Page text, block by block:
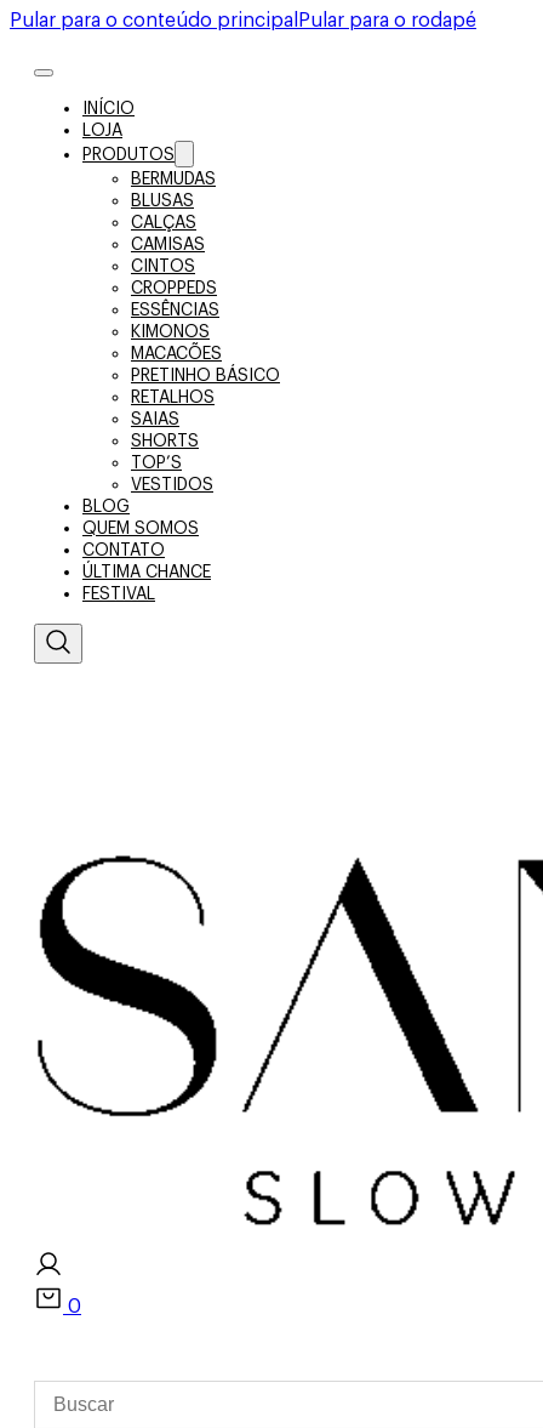
Pular para o conteúdo principal Pular para o rodapé
INÍCIO
LOJA
PRODUTOS
BERMUDAS
BLUSAS
CALÇAS
CAMISAS
CINTOS
CROPPEDS
ESSÊNCIAS
KIMONOS
MACACÕES
PRETINHO BÁSICO
RETALHOS
SAIAS
SHORTS
TOP’S
VESTIDOS
BLOG
QUEM SOMOS
CONTATO
ÚLTIMA CHANCE
FESTIVAL
0